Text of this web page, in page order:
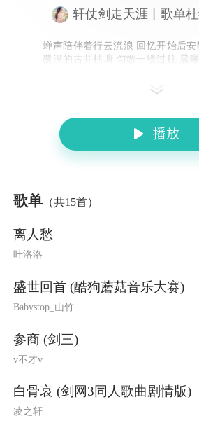
轩仗剑走天涯丨歌单
蝉声陪伴着行云流浪 回忆开始后
覆没的古井枯塘 匀散一缕过往 晨
播放
歌单 （共15首）
离人愁
叶洛洛
盛世回首 (酷狗蘑菇音乐大赛)
Babystop_山竹
参商 (剑三)
v不才v
白骨哀 (剑网3同人歌曲剧情版)
凌之轩